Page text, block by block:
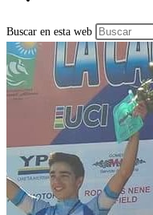
Buscar en esta web